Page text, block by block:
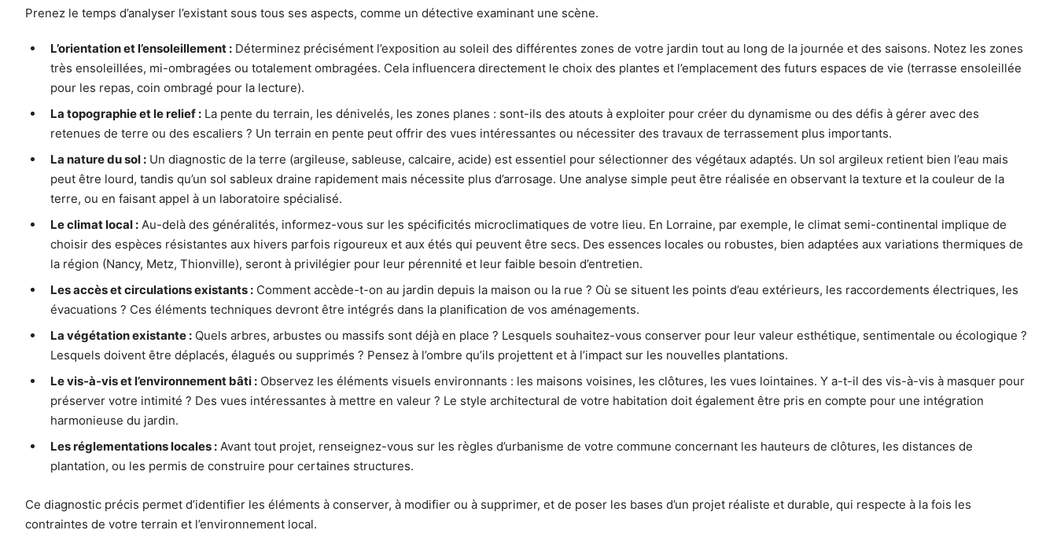
Prenez le temps d’analyser l’existant sous tous ses aspects, comme un détective examinant une scène.
L’orientation et l’ensoleillement : Déterminez précisément l’exposition au soleil des différentes zones de votre jardin tout au long de la journée et des saisons. Notez les zones
très ensoleillées, mi-ombragées ou totalement ombragées. Cela influencera directement le choix des plantes et l’emplacement des futurs espaces de vie (terrasse ensoleillée
pour les repas, coin ombragé pour la lecture).
La topographie et le relief : La pente du terrain, les dénivelés, les zones planes : sont-ils des atouts à exploiter pour créer du dynamisme ou des défis à gérer avec des
retenues de terre ou des escaliers ? Un terrain en pente peut offrir des vues intéressantes ou nécessiter des travaux de terrassement plus importants.
La nature du sol : Un diagnostic de la terre (argileuse, sableuse, calcaire, acide) est essentiel pour sélectionner des végétaux adaptés. Un sol argileux retient bien l’eau mais
peut être lourd, tandis qu’un sol sableux draine rapidement mais nécessite plus d’arrosage. Une analyse simple peut être réalisée en observant la texture et la couleur de la
terre, ou en faisant appel à un laboratoire spécialisé.
Le climat local : Au-delà des généralités, informez-vous sur les spécificités microclimatiques de votre lieu. En Lorraine, par exemple, le climat semi-continental implique de
choisir des espèces résistantes aux hivers parfois rigoureux et aux étés qui peuvent être secs. Des essences locales ou robustes, bien adaptées aux variations thermiques de
la région (Nancy, Metz, Thionville), seront à privilégier pour leur pérennité et leur faible besoin d’entretien.
Les accès et circulations existants : Comment accède-t-on au jardin depuis la maison ou la rue ? Où se situent les points d’eau extérieurs, les raccordements électriques, les
évacuations ? Ces éléments techniques devront être intégrés dans la planification de vos aménagements.
La végétation existante : Quels arbres, arbustes ou massifs sont déjà en place ? Lesquels souhaitez-vous conserver pour leur valeur esthétique, sentimentale ou écologique ?
Lesquels doivent être déplacés, élagués ou supprimés ? Pensez à l’ombre qu’ils projettent et à l’impact sur les nouvelles plantations.
Le vis-à-vis et l’environnement bâti : Observez les éléments visuels environnants : les maisons voisines, les clôtures, les vues lointaines. Y a-t-il des vis-à-vis à masquer pour
préserver votre intimité ? Des vues intéressantes à mettre en valeur ? Le style architectural de votre habitation doit également être pris en compte pour une intégration
harmonieuse du jardin.
Les réglementations locales : Avant tout projet, renseignez-vous sur les règles d’urbanisme de votre commune concernant les hauteurs de clôtures, les distances de
plantation, ou les permis de construire pour certaines structures.
Ce diagnostic précis permet d’identifier les éléments à conserver, à modifier ou à supprimer, et de poser les bases d’un projet réaliste et durable, qui respecte à la fois les
contraintes de votre terrain et l’environnement local.